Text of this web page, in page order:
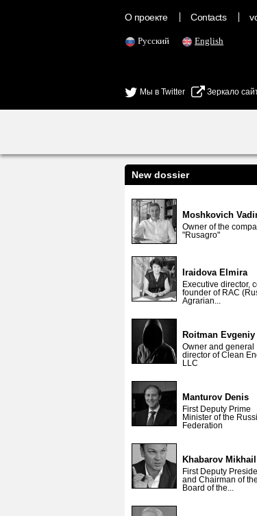
О проекте Contacts
Русский English
Мы в Twitter Зеркало
New dossier
Moshkovich
Owner of the
"Rusagro"
Iraidova Elmira
Executive director,
founder of RAC
Agrarian...
Roitman Evgeniy
Owner and general
director of Clean
LLC
Manturov Denis
First Deputy Prime
Minister of the
Federation
Khabarov Mikhail
First Deputy
and Chairman of the
Board of the...